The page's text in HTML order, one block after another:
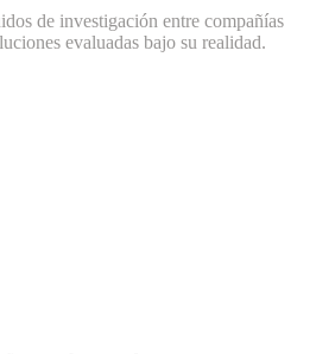
de investigación entre compañías
evaluadas bajo su realidad.